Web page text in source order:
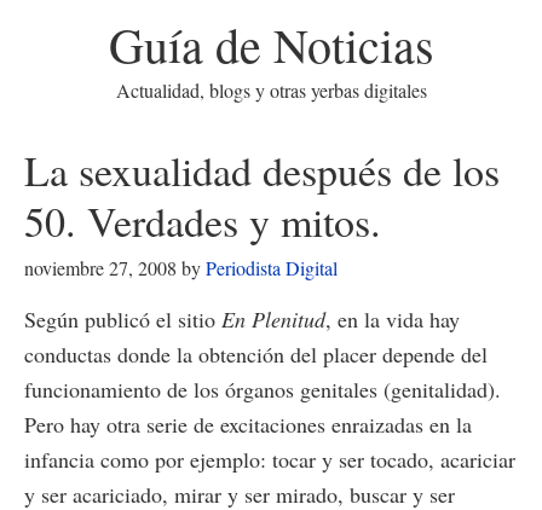
Guía de Noticias
Actualidad, blogs y otras yerbas digitales
La sexualidad después de los
50. Verdades y mitos.
noviembre 27, 2008 byPeriodista Digital
Según publicó el sitio En Plenitud, en la vida hay
conductas donde la obtención del placer depende del
funcionamiento de los órganos genitales (genitalidad).
Pero hay otra serie de excitaciones enraizadas en la
infancia como por ejemplo: tocar y ser tocado, acariciar
y ser acariciado, mirar y ser mirado, buscar y ser